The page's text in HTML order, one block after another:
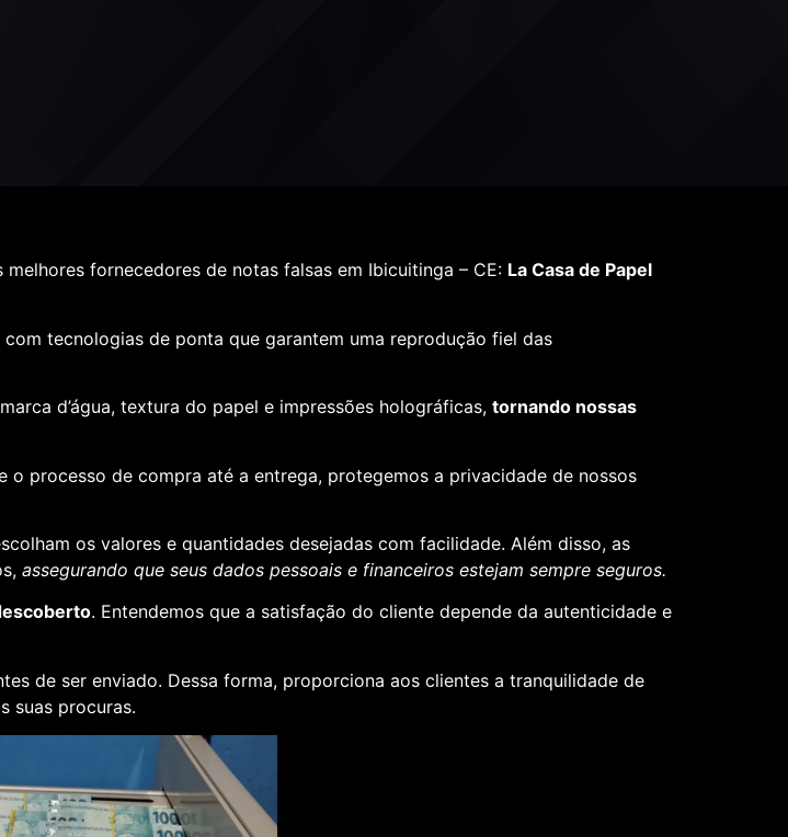
melhores fornecedores de notas falsas em Ibicuitinga – CE: La Casa de Papel
tecnologias de ponta que garantem uma reprodução fiel das
d’água, textura do papel e impressões holográficas, tornando nossas
o processo de compra até a entrega, protegemos a privacidade de nossos
os valores e quantidades desejadas com facilidade. Além disso, as
assegurando que seus dados pessoais e financeiros estejam sempre seguros.
. Entendemos que a satisfação do cliente depende da autenticidade e
de ser enviado. Dessa forma, proporciona aos clientes a tranquilidade de
suas procuras.